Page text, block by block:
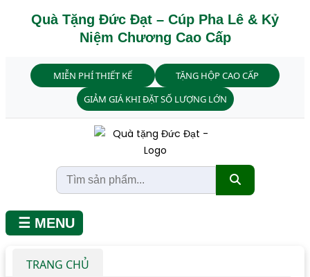
Quà Tặng Đức Đạt – Cúp Pha Lê & Kỷ
Niệm Chương Cao Cấp
MIỄN PHÍ THIẾT KẾ
TẶNG HỘP CAO CẤP
GIẢM GIÁ KHI ĐẶT SỐ LƯỢNG LỚN
☰ MENU
TRANG CHỦ